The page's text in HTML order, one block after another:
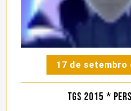
17 de setembro
TGS 2015 *